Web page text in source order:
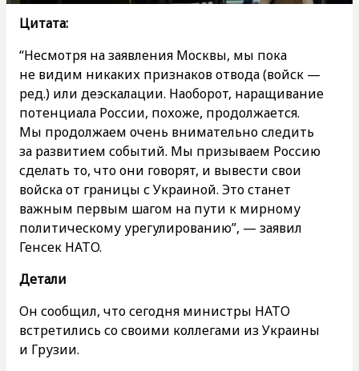
Цитата:
“Несмотря на заявления Москвы, мы пока
не видим никаких признаков отвода (войск —
ред.) или деэскалации. Наоборот, наращивание
потенциала России, похоже, продолжается.
Мы продолжаем очень внимательно следить
за развитием событий. Мы призываем Россию
сделать то, что они говорят, и вывести свои
войска от границы с Украиной. Это станет
важным первым шагом на пути к мирному
политическому урегулированию”, — заявил
Генсек НАТО.
Детали
Он сообщил, что сегодня министры НАТО
встретились со своими коллегами из Украины
и Грузии.